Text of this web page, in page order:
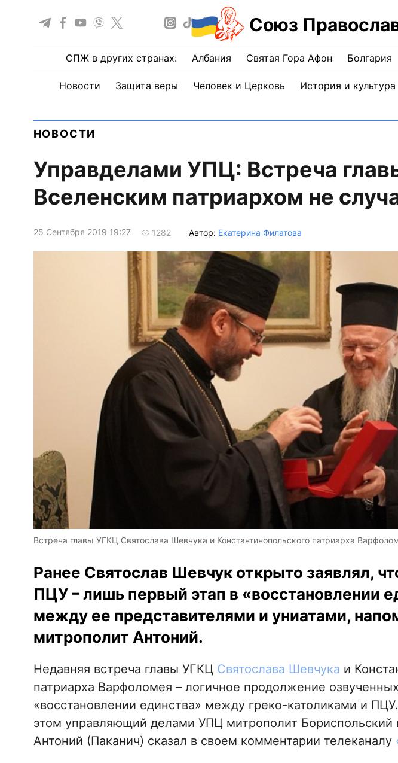
Союз
СПЖ в других странах: Албания Святая Гора Афон Болгария
Новости Защита веры Человек и Церковь История и культура
НОВОСТИ
Управделами УПЦ: Встреча
Вселенским патриархом не
25 Сентября 2019 19:27 1282 Автор: Екатерина Филатова
Встреча главы УГКЦ Святослава Шевчука и Константинопольского патриарха
Ранее Святослав Шевчук открыто заявлял,
ПЦУ – лишь первый этап в «восстановлении
между ее представителями и униатами,
митрополит Антоний.
Недавняя встреча главы УГКЦ Святослава Шевчука и
патриарха Варфоломея – логичное продолжение
«восстановлении единства» между греко-католиками и
этом управляющий делами УПЦ митрополит Бориспольский
Антоний (Паканич) сказал в своем комментарии телеканалу